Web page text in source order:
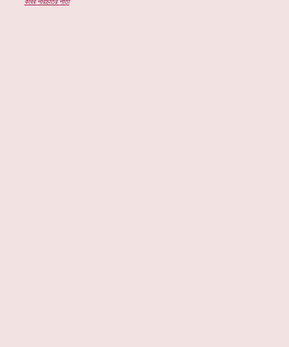
কবির পরিচিতির পাতা